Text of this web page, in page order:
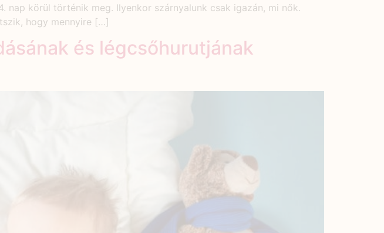
nap körül történik meg. Ilyenkor szárnyalunk csak igazán, mi nők.
hogy mennyire […]
és légcsőhurutjának